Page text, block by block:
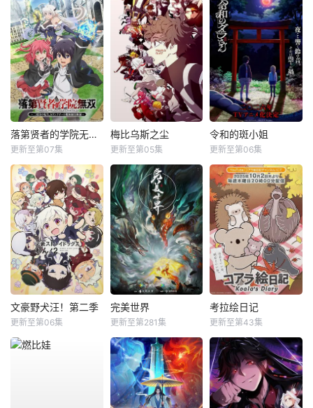
落第贤者的学院无双第二回转生，S等级作弊魔术师冒险记
更新至第07集
梅比乌斯之尘
更新至第05集
令和的斑小姐
更新至第06集
文豪野犬汪！第二季
更新至第06集
完美世界
更新至第281集
考拉绘日记
更新至第43集